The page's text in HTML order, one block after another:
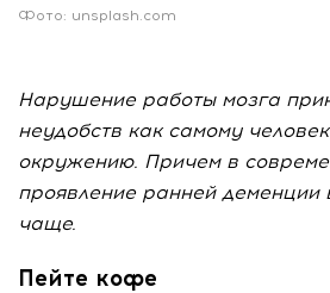
Фото: unsplash.com
Нарушение работы мозга
неудобств как самому
окружению. Причем в
проявление ранней деменции
чаще.
Пейте кофе